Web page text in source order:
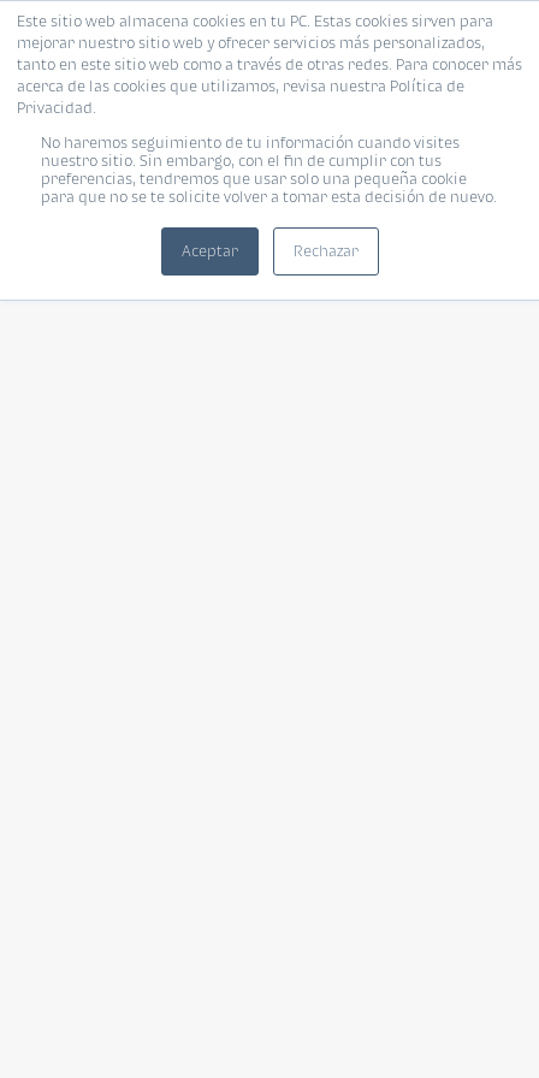
Este sitio web almacena cookies en tu PC. Estas cookies sirven para
mejorar nuestro sitio web y ofrecer servicios más personalizados,
tanto en este sitio web como a través de otras redes. Para conocer más
acerca de las cookies que utilizamos, revisa nuestra Política de
Privacidad.
No haremos seguimiento de tu información cuando visites
nuestro sitio. Sin embargo, con el fin de cumplir con tus
preferencias, tendremos que usar solo una pequeña cookie
para que no se te solicite volver a tomar esta decisión de nuevo.
Aceptar Rechazar